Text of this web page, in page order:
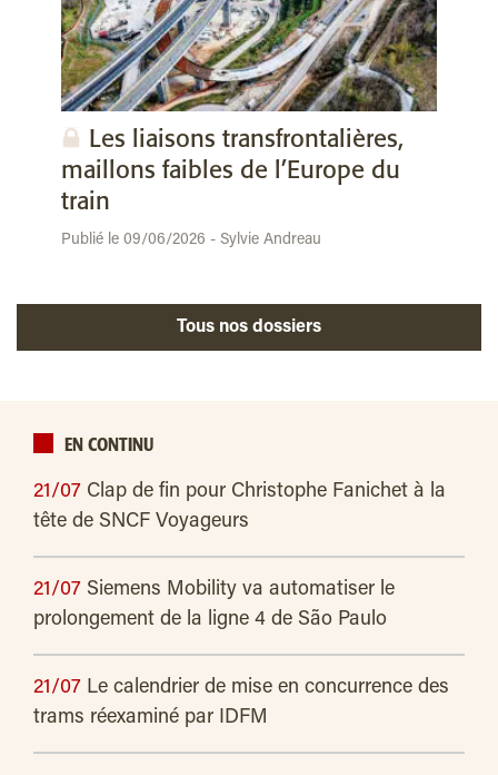
Les liaisons transfrontalières,
maillons faibles de l’Europe du
train
Publié le 09/06/2026 - Sylvie Andreau
Tous nos dossiers
EN CONTINU
21/07 Clap de fin pour Christophe Fanichet à la
tête de SNCF Voyageurs
21/07 Siemens Mobility va automatiser le
prolongement de la ligne 4 de São Paulo
21/07 Le calendrier de mise en concurrence des
trams réexaminé par IDFM